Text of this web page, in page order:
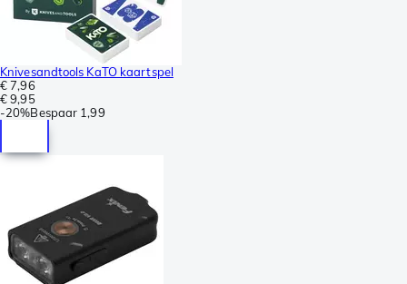
Knivesandtools KaTO kaartspel
€ 7,96
€ 9,95
-20%Bespaar 1,99